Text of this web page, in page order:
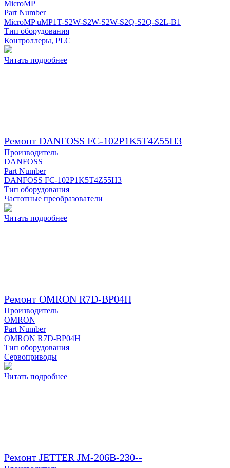
MicroMP
Part Number
MicroMP uMP1T-S2W-S2W-S2W-S2Q-S2Q-S2L-B1
Тип оборудования
Контроллеры, PLC
Читать подробнее
Ремонт DANFOSS FC-102P1K5T4Z55H3
Производитель
DANFOSS
Part Number
DANFOSS FC-102P1K5T4Z55H3
Тип оборудования
Частотные преобразователи
Читать подробнее
Ремонт OMRON R7D-BP04H
Производитель
OMRON
Part Number
OMRON R7D-BP04H
Тип оборудования
Сервоприводы
Читать подробнее
Ремонт JETTER JM-206B-230--